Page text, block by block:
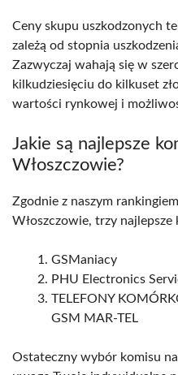
Ceny skupu uszkodzonych
zależą od stopnia
Zazwyczaj wahają się w
kilkudziesięciu do kilkuset
wartości rynkowej i
Jakie są najlepsze
Włoszczowie?
Zgodnie z naszym
Włoszczowie, trzy najlepsze
GSManiacy
PHU Electronics
TELEFONY
GSM MAR-TEL
Ostateczny wybór komisu